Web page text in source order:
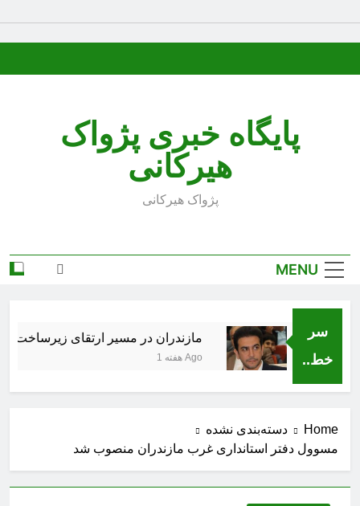
پایگاه خبری پژواک
هیرکانی
پژواک هیرکانی
MENU
سر
خط..
مازندران در مسیر ارتقای
1 هفته Ago
است
Home
دسته‌بندی نشده
مسوول دفتر استانداری غرب مازندران منصوب شد